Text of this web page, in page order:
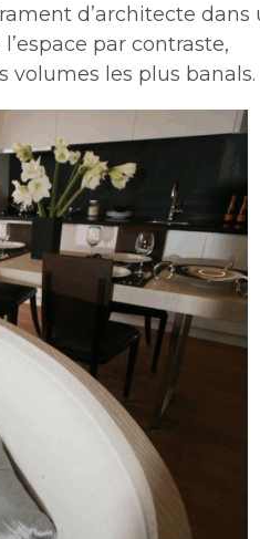
d’architecte dans
par contraste,
volumes les plus banals.